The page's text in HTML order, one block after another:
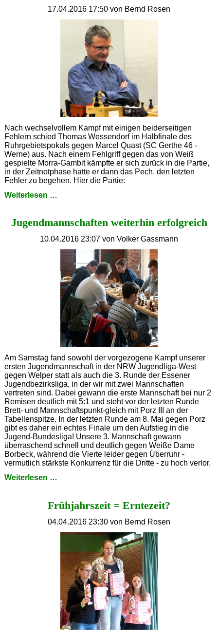
17.04.2016 17:50 von Bernd Rosen
Nach wechselvollem Kampf mit einigen beiderseitigen
Fehlern schied Thomas Wessendorf im Halbfinale des
Ruhrgebietspokals gegen Marcel Quast (SC Gerthe 46 -
Werne) aus. Nach einem Fehlgriff gegen das von Weiß
gespielte Morra-Gambit kämpfte er sich zurück in die Partie,
in der Zeitnotphase hatte er dann das Pech, den letzten
Fehler zu begehen. Hier die Partie:
Weiterlesen …
Jugendmannschaften weiterhin erfolgreich
10.04.2016 23:07 von Volker Gassmann
Am Samstag fand sowohl der vorgezogene Kampf unserer
ersten Jugendmannschaft in der NRW Jugendliga-West
gegen Welper statt als auch die 3. Runde der Essener
Jugendbezirksliga, in der wir mit zwei Mannschaften
vertreten sind. Dabei gewann die erste Mannschaft bei nur 2
Remisen deutlich mit 5:1 und steht vor der letzten Runde
Brett- und Mannschaftspunkt-gleich mit Porz III an der
Tabellenspitze. In der letzten Runde am 8. Mai gegen Porz
gibt es daher ein echtes Finale um den Aufstieg in die
Jugend-Bundesliga! Unsere 3. Mannschaft gewann
überraschend schnell und deutlich gegen Weiße Dame
Borbeck, während die Vierte leider gegen Überruhr -
vermutlich stärkste Konkurrenz für die Dritte - zu hoch verlor.
Weiterlesen …
Frühjahrszeit = Erntezeit?
04.04.2016 23:30 von Bernd Rosen